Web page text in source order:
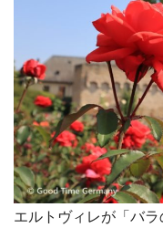
エルトヴィレが「バ